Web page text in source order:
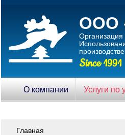
ООО
Организация
Since 1991
О компании Услуги по
Главная